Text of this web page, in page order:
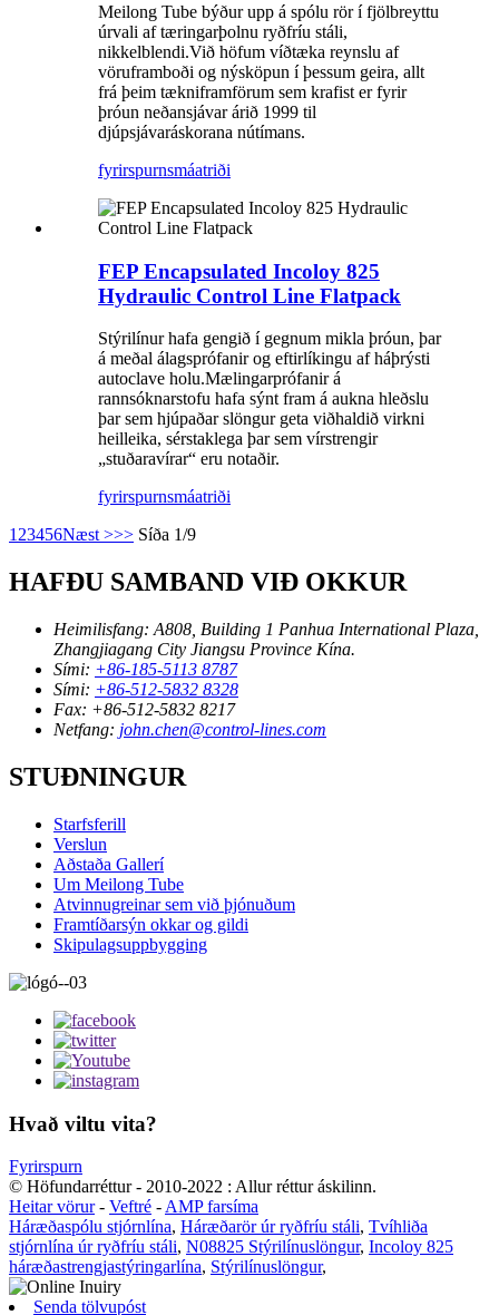
Meilong Tube býður upp á spólu rör í fjölbreyttu
úrvali af tæringarþolnu ryðfríu stáli,
nikkelblendi.Við höfum víðtæka reynslu af
vöruframboði og nýsköpun í þessum geira, allt
frá þeim tækniframförum sem krafist er fyrir
þróun neðansjávar árið 1999 til
djúpsjávaráskorana nútímans.
fyrirspurnsmáatriði
FEP Encapsulated Incoloy 825
Hydraulic Control Line Flatpack
Stýrilínur hafa gengið í gegnum mikla þróun, þar
á meðal álagsprófanir og eftirlíkingu af háþrýsti
autoclave holu.Mælingarprófanir á
rannsóknarstofu hafa sýnt fram á aukna hleðslu
þar sem hjúpaðar slöngur geta viðhaldið virkni
heilleika, sérstaklega þar sem vírstrengir
„stuðaravírar“ eru notaðir.
fyrirspurnsmáatriði
1 23456Næst >>> Síða 1/9
HAFÐU SAMBAND VIÐ OKKUR
Heimilisfang: A808, Building 1 Panhua International Plaza,
Zhangjiagang City Jiangsu Province Kína.
Sími: +86-185-5113 8787
Sími: +86-512-5832 8328
Fax: +86-512-5832 8217
Netfang: john.chen@control-lines.com
STUÐNINGUR
Starfsferill
Verslun
Aðstaða Gallerí
Um Meilong Tube
Atvinnugreinar sem við þjónuðum
Framtíðarsýn okkar og gildi
Skipulagsuppbygging
Hvað viltu vita?
Fyrirspurn
© Höfundarréttur - 2010-2022 : Allur réttur áskilinn.
Heitar vörur- Veftré - AMP farsíma
Háræðaspólu stjórnlína, Háræðarör úr ryðfríu stáli, Tvíhliða
stjórnlína úr ryðfríu stáli, N08825 Stýrilínuslöngur, Incoloy 825
háræðastrengjastýringarlína, Stýrilínuslöngur,
Senda tölvupóst